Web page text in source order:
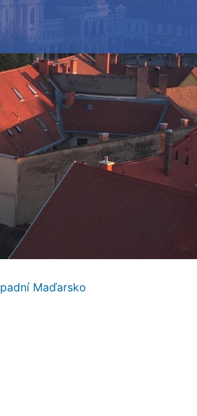
Maďarsko